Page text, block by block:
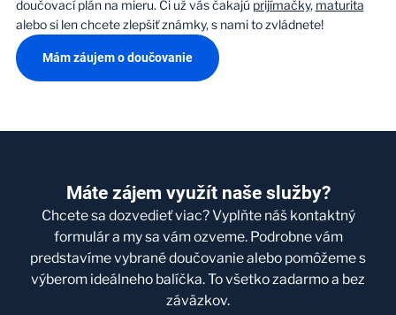
doučovací plán na mieru. Či už vás čakajú prijímačky, maturita
alebo si len chcete zlepšiť známky, s nami to zvládnete!
Mám záujem o doučovanie
Máte zájem využít naše služby?
Chcete sa dozvedieť viac? Vyplňte náš kontaktný
formulár a my sa vám ozveme. Podrobne vám
predstavíme vybrané doučovanie alebo pomôžeme s
výberom ideálneho balíčka. To všetko zadarmo a bez
záväzkov.